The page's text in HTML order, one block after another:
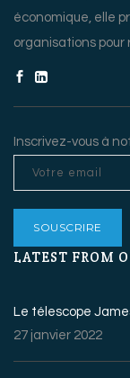
économique, elle
organisations pour
Inscrivez-vous à
LATEST FROM
Le télescope
27 janvier 2022